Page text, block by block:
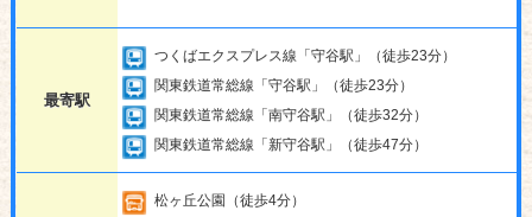
最寄駅
つくばエクスプレス線「守谷駅」（徒歩23分）
関東鉄道常総線「守谷駅」（徒歩23分）
関東鉄道常総線「南守谷駅」（徒歩32分）
関東鉄道常総線「新守谷駅」（徒歩47分）
松ヶ丘公園（徒歩4分）